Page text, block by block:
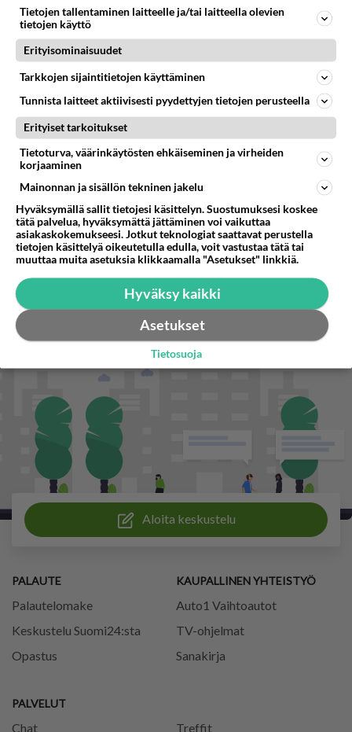
Miksi kumppaniehdokkaan oma elämä on teille ongelma? 515
”Datakeskukset voivat saada moninkertaisesti enemmän palautuksia kuin mitä ne maksavat veroja”, sanoo professori Jussi K
142
STARA.FI
Tampere City Festival tekee viikonloppuna ennätyksensä – tältä näytti
viime vuonna
Pörssisähkön hinta romahtaa torstaina
Aloita keskustelu
PALAUTE
Palautelomake
Keskustelu Suomi24:sta
Opastus
PALVELUT
Chat
Treffit
KAUPALLINEN YHTEISTYÖ
Auto1 Vaihtoautot
TV-ohjelmat
Sanakirja
Tietojen tallentaminen laitteelle ja/tai laitteella olevien
tietojen käyttö
Erityisominaisuudet
Tarkkojen sijaintitietojen käyttäminen
Tunnista laitteet aktiivisesti pyydettyjen tietojen perusteella
Erityiset tarkoitukset
Tietoturva, väärinkäytösten ehkäiseminen ja virheiden
korjaaminen
Mainonnan ja sisällön tekninen jakelu
Hyväksymällä sallit tietojesi käsittelyn. Suostumuksesi koskee
tätä palvelua, hyväksymättä jättäminen voi vaikuttaa
asiakaskokemukseesi. Jotkut teknologiat saattavat perustella
tietojen käsittelyä oikeutetulla edulla, voit vastustaa tätä tai
muuttaa muita asetuksia klikkaamalla "Asetukset" linkkiä.
Hyväksy kaikki
Asetukset
Tietosuoja